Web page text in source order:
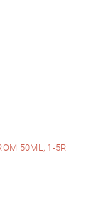
50ML, 1-5R